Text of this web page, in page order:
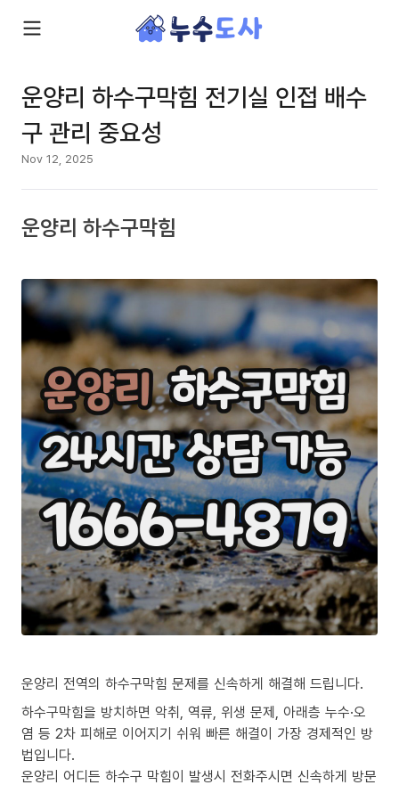
운양리 하수구막힘 전기실 인접 배수
구 관리 중요성
Nov 12, 2025
운양리 하수구막힘
운양리 전역의 하수구막힘 문제를 신속하게 해결해 드립니다.
하수구막힘을 방치하면 악취, 역류, 위생 문제, 아래층 누수·오
염 등 2차 피해로 이어지기 쉬워 빠른 해결이 가장 경제적인 방
법입니다.
운양리 어디든 하수구 막힘이 발생시 전화주시면 신속하게 방문